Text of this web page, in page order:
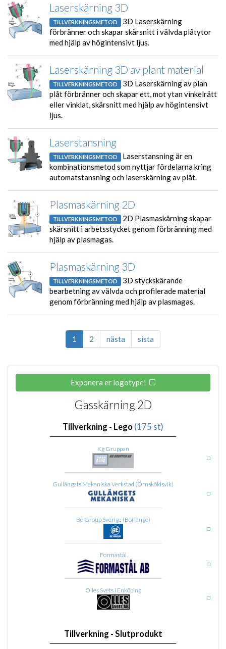
Laserskärning 3D
TILLVERKNINGSMETOD 3D Laserskärning
förbränner och skapar skärsnitt i välvda plåtytor
med hjälp av högintensivt ljus.
Laserskärning 3D av plant material
TILLVERKNINGSMETOD 3D Laserskärning av plan
plåt förbränner och skapar ett, mot ytan vinkelrätt
eller vinklat, skärsnitt med hjälp av högintensivt
ljus.
Laserstansning
TILLVERKNINGSMETOD Laserstansning är en
kombinationsmetod som nyttjar fördelarna kring
automatstansning och laserskärning av plåt.
Plasmaskärning 2D
TILLVERKNINGSMETOD 2D Plasmaskärning skapar
skärsnitt i arbetsstycket genom förbränning med
hjälp av plasmagas.
Plasmaskärning 3D
TILLVERKNINGSMETOD 3D styckskärande
bearbetning av välvda och profilerade material
genom förbränning med hjälp av plasmagas.
1 2 nästa sista
Exponera er logotype!
Gasskärning 2D
Tillverkning - Lego (175 st)
Kg Gruppen
Gullängets Mekaniska Verkstad (Örnsköldsvik)
Be Group Sverige (Borlänge)
Formastål
Olles Svets i Enköping
Tillverkning - Slutprodukt